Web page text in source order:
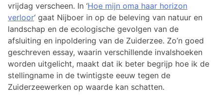
vrijdag verscheen. In ‘Hoe mijn oma haar horizon
verloor‘ gaat Nijboer in op de beleving van natuur en
landschap en de ecologische gevolgen van de
afsluiting en inpoldering van de Zuiderzee. Zo’n goed
geschreven essay, waarin verschillende invalshoeken
worden uitgelicht, maakt dat ik beter begrijp hoe ik de
stellingname in de twintigste eeuw tegen de
Zuiderzeewerken op waarde kan schatten.